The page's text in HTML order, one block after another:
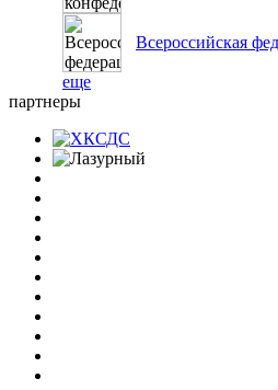
Всероссийская
еще
партнеры